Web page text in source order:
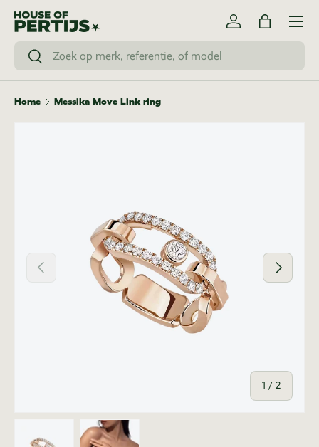
Ga naar inhoud
Zoeken
Zoeken
Inloggen
Tas
Menu
Home Messika Move Link ring
Vorige
1 / van
2
Volgende